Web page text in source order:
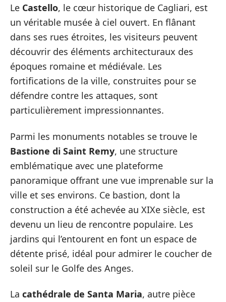
Le Castello, le cœur historique de Cagliari, est
un véritable musée à ciel ouvert. En flânant
dans ses rues étroites, les visiteurs peuvent
découvrir des éléments architecturaux des
époques romaine et médiévale. Les
fortifications de la ville, construites pour se
défendre contre les attaques, sont
particulièrement impressionnantes.
Parmi les monuments notables se trouve le
Bastione di Saint Remy, une structure
emblématique avec une plateforme
panoramique offrant une vue imprenable sur la
ville et ses environs. Ce bastion, dont la
construction a été achevée au XIXe siècle, est
devenu un lieu de rencontre populaire. Les
jardins qui l’entourent en font un espace de
détente prisé, idéal pour admirer le coucher de
soleil sur le Golfe des Anges.
La cathédrale de Santa Maria, autre pièce